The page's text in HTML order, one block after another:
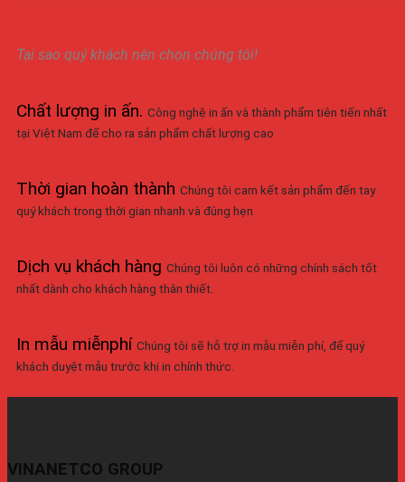
Tại sao quý khách nên chọn chúng tôi!
Chất lượng in ấn. Công nghệ in ấn và thành phẩm tiên tiến nhất
tại Việt Nam để cho ra sản phẩm chất lượng cao
Thời gian hoàn thành Chúng tôi cam kết sản phẩm đến tay
quý khách trong thời gian nhanh và đúng hẹn
Dịch vụ khách hàng Chúng tôi luôn có những chính sách tốt
nhất dành cho khách hàng thân thiết.
In mẫu miễnphí Chúng tôi sẽ hỗ trợ in mẫu miễn phí, để quý
khách duyệt mẫu trước khi in chính thức.
VINANETCO GROUP